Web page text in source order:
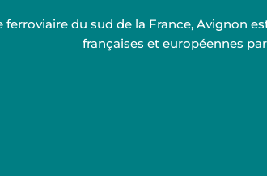
ferroviaire du sud de la France, Avignon
françaises et européennes par